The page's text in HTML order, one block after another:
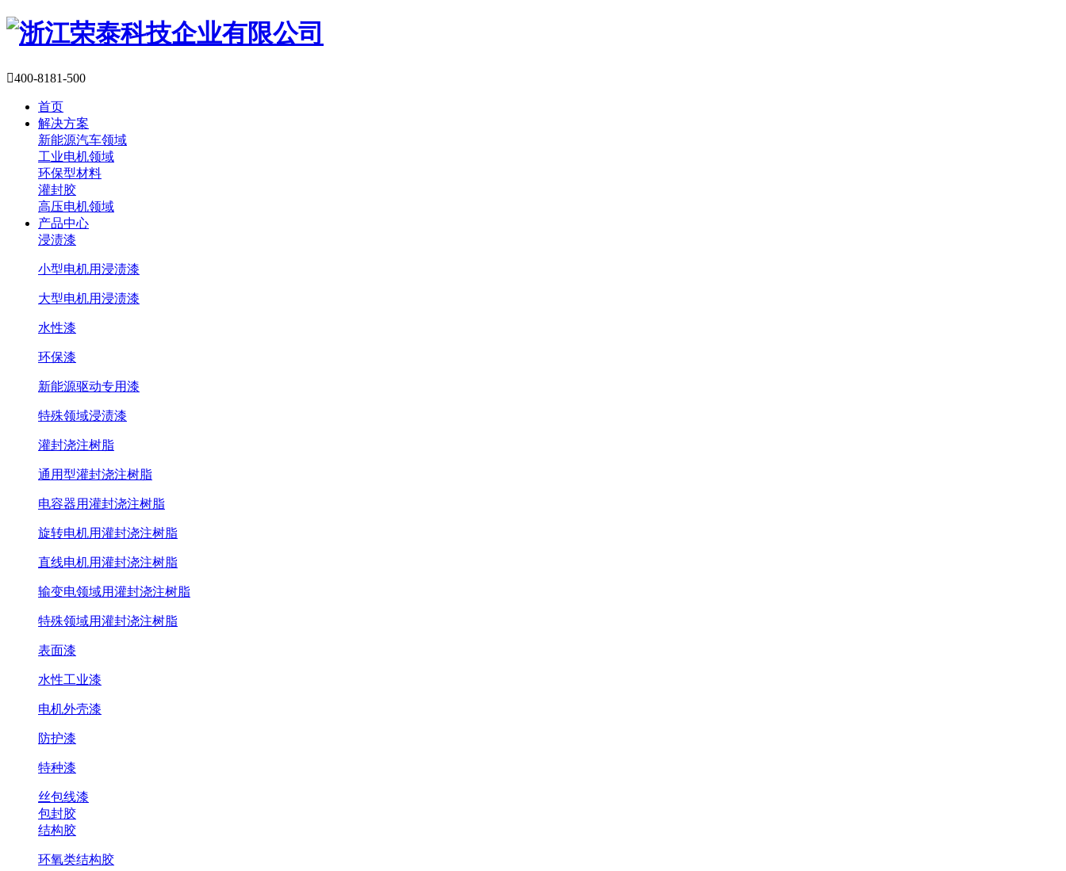
400-8181-500
首页
解决方案
新能源汽车领域
工业电机领域
环保型材料
灌封胶
高压电机领域
产品中心
浸渍漆
小型电机用浸渍漆
大型电机用浸渍漆
水性漆
环保漆
新能源驱动专用漆
特殊领域浸渍漆
灌封浇注树脂
通用型灌封浇注树脂
电容器用灌封浇注树脂
旋转电机用灌封浇注树脂
直线电机用灌封浇注树脂
输变电领域用灌封浇注树脂
特殊领域用灌封浇注树脂
表面漆
水性工业漆
电机外壳漆
防护漆
特种漆
丝包线漆
包封胶
结构胶
环氧类结构胶